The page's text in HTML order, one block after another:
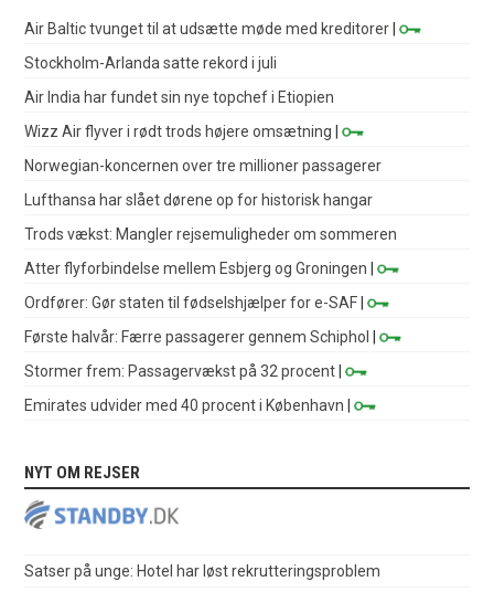
Air Baltic tvunget til at udsætte møde med kreditorer |
Stockholm-Arlanda satte rekord i juli
Air India har fundet sin nye topchef i Etiopien
Wizz Air flyver i rødt trods højere omsætning |
Norwegian-koncernen over tre millioner passagerer
Lufthansa har slået dørene op for historisk hangar
Trods vækst: Mangler rejsemuligheder om sommeren
Atter flyforbindelse mellem Esbjerg og Groningen |
Ordfører: Gør staten til fødselshjælper for e-SAF |
Første halvår: Færre passagerer gennem Schiphol
|
Stormer frem: Passagervækst på 32 procent |
Emirates udvider med 40 procent i København |
NYT OM REJSER
Satser på unge: Hotel har løst rekrutteringsproblem